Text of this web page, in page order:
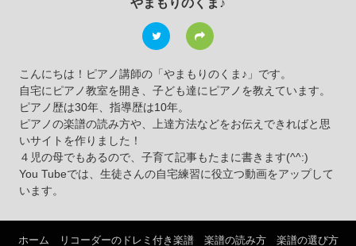
こんにちは！ピアノ講師の「やまもりのくま♪」です。
自宅にピアノ教室を開き、子ども達にピアノを教えています。
ピアノ歴は30年、指導歴は10年。
ピアノの楽譜の読み方や、上達方法などをお伝えできればと思
いサイトを作りました！
４児の母でもあるので、子育て記事もたまに書きます(^^:)
You Tubeでは、生徒さんの自宅練習に役立つ動画をアップして
います。
ホーム リコーダーのドレミ付き楽譜 楽譜の読み方
楽譜の選び方